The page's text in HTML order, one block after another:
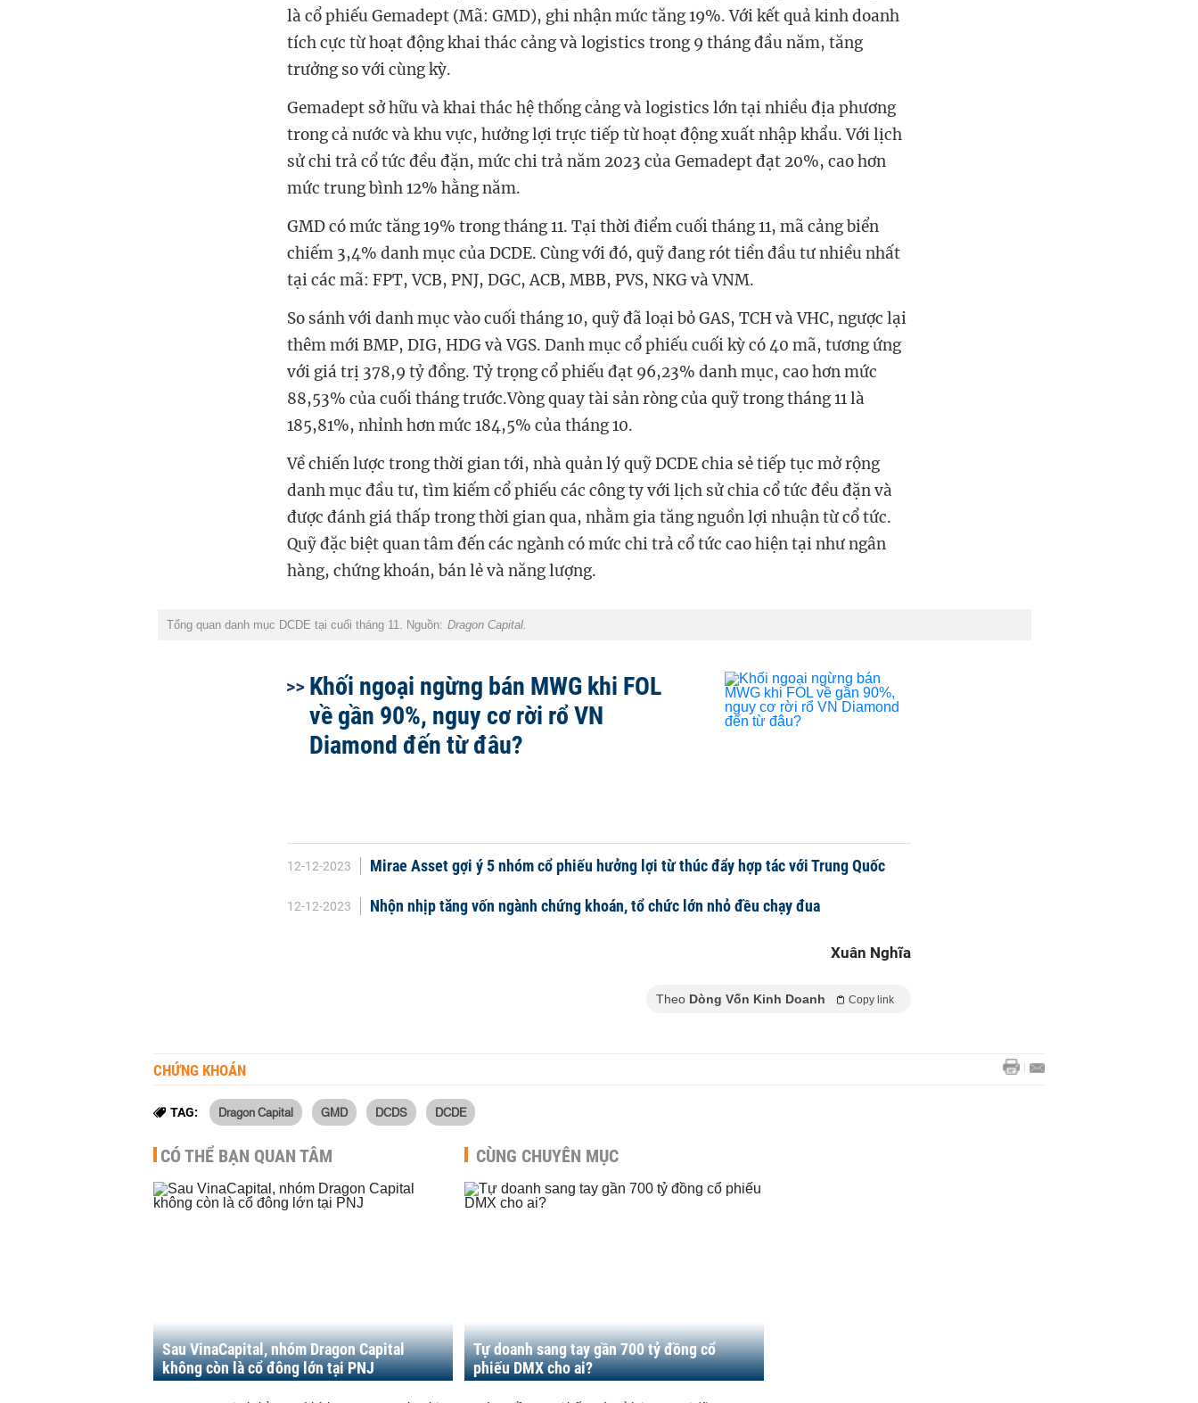
là cổ phiếu Gemadept (Mã: GMD), ghi nhận mức tăng 19%. Với kết quả kinh doanh
tích cực từ hoạt động khai thác cảng và logistics trong 9 tháng đầu năm, tăng
trưởng so với cùng kỳ.
Gemadept sở hữu và khai thác hệ thống cảng và logistics lớn tại nhiều địa phương
trong cả nước và khu vực, hưởng lợi trực tiếp từ hoạt động xuất nhập khẩu. Với lịch
sử chi trả cổ tức đều đặn, mức chi trả năm 2023 của Gemadept đạt 20%, cao hơn
mức trung bình 12% hằng năm.
GMD có mức tăng 19% trong tháng 11. Tại thời điểm cuối tháng 11, mã cảng biển
chiếm 3,4% danh mục của DCDE. Cùng với đó, quỹ đang rót tiền đầu tư nhiều nhất
tại các mã: FPT, VCB, PNJ, DGC, ACB, MBB, PVS, NKG và VNM.
So sánh với danh mục vào cuối tháng 10, quỹ đã loại bỏ GAS, TCH và VHC, ngược lại
thêm mới BMP, DIG, HDG và VGS. Danh mục cổ phiếu cuối kỳ có 40 mã, tương ứng
với giá trị 378,9 tỷ đồng. Tỷ trọng cổ phiếu đạt 96,23% danh mục, cao hơn mức
88,53% của cuối tháng trước.Vòng quay tài sản ròng của quỹ trong tháng 11 là
185,81%, nhỉnh hơn mức 184,5% của tháng 10.
Về chiến lược trong thời gian tới, nhà quản lý quỹ DCDE chia sẻ tiếp tục mở rộng
danh mục đầu tư, tìm kiếm cổ phiếu các công ty với lịch sử chia cổ tức đều đặn và
được đánh giá thấp trong thời gian qua, nhằm gia tăng nguồn lợi nhuận từ cổ tức.
Quỹ đặc biệt quan tâm đến các ngành có mức chi trả cổ tức cao hiện tại như ngân
hàng, chứng khoán, bán lẻ và năng lượng.
Tổng quan danh mục DCDE tại cuối tháng 11. Nguồn: Dragon Capital.
Khối ngoại ngừng bán MWG khi FOL
về gần 90%, nguy cơ rời rổ VN
Diamond đến từ đâu?
12-12-2023 Mirae Asset gợi ý 5 nhóm cổ phiếu hưởng lợi từ thúc đẩy hợp tác với Trung Quốc
12-12-2023 Nhộn nhịp tăng vốn ngành chứng khoán, tổ chức lớn nhỏ đều chạy đua
Xuân Nghĩa
Theo Dòng Vốn Kinh Doanh Copy link
CHỨNG KHOÁN
TAG: Dragon Capital GMD DCDS DCDE
CÓ THỂ BẠN QUAN TÂM
Sau VinaCapital, nhóm Dragon Capital
không còn là cổ đông lớn tại PNJ
CÙNG CHUYÊN MỤC
Tự doanh sang tay gần 700 tỷ đồng cổ
phiếu DMX cho ai?